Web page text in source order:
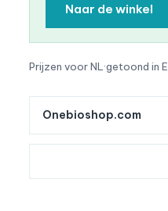
Naar de winkel
Prijzen voor NL ·getoond in
Onebioshop.com